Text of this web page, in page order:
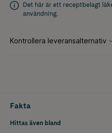
Det här är ett receptbelagt
användning.
Fakta
Hittas även bland